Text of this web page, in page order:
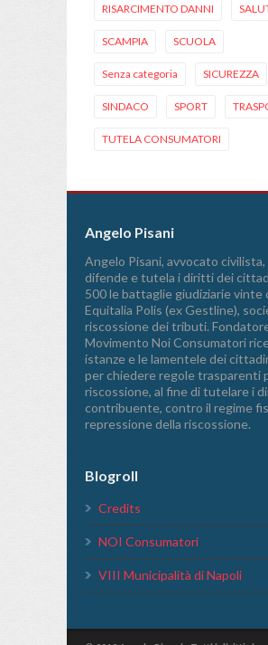
RISARCIMENTO DANNI
SCAMPIA SCUOLA
Senza categoria SICUREZZA
SINDACO SPORT
TUTELA CONSUMATORI
Angelo Pisani
Angelo Pisani, avvocato civilista,
difende e tutela i diritti dei
500 le battaglie giudiziarie vinte
Equitalia Polis (ex Gestline),
riscossione dei tributi.
Movimento Noi Consumatori
istanze e le lamentele dei
per chiedere regole trasparenti
riscossione, al fine di tutelare i
contribuente, contro il regime
repressione della riscossione.
Blogroll
Credits
NOI Consumatori
VIII Municipalità di Napoli